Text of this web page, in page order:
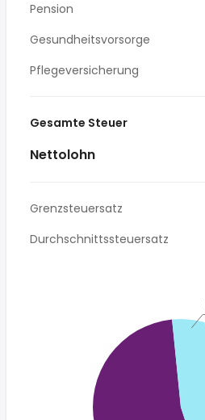
Pension
Gesundheitsvorsorge
Pflegeversicherung
Gesamte Steuer
Nettolohn
Grenzsteuersatz
Durchschnittssteuersatz